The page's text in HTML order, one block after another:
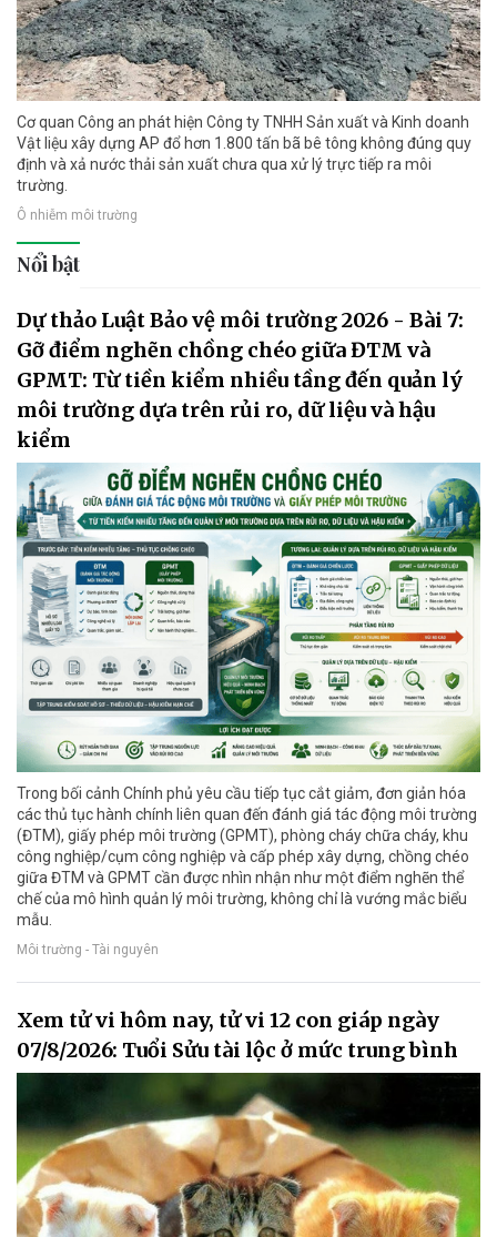
Cơ quan Công an phát hiện Công ty TNHH Sản xuất và Kinh doanh
Vật liệu xây dựng AP đổ hơn 1.800 tấn bã bê tông không đúng quy
định và xả nước thải sản xuất chưa qua xử lý trực tiếp ra môi
trường.
Ô nhiễm môi trường
Nổi bật
Dự thảo Luật Bảo vệ môi trường 2026 - Bài 7:
Gỡ điểm nghẽn chồng chéo giữa ĐTM và
GPMT: Từ tiền kiểm nhiều tầng đến quản lý
môi trường dựa trên rủi ro, dữ liệu và hậu
kiểm
Trong bối cảnh Chính phủ yêu cầu tiếp tục cắt giảm, đơn giản hóa
các thủ tục hành chính liên quan đến đánh giá tác động môi trường
(ĐTM), giấy phép môi trường (GPMT), phòng cháy chữa cháy, khu
công nghiệp/cụm công nghiệp và cấp phép xây dựng, chồng chéo
giữa ĐTM và GPMT cần được nhìn nhận như một điểm nghẽn thể
chế của mô hình quản lý môi trường, không chỉ là vướng mắc biểu
mẫu.
Môi trường - Tài nguyên
Xem tử vi hôm nay, tử vi 12 con giáp ngày
07/8/2026: Tuổi Sửu tài lộc ở mức trung bình